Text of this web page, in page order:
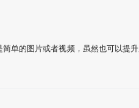
单的图片或者视频，虽然也可以提